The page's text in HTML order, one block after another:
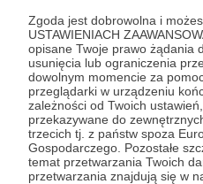
Zgoda jest dobrowolna i
USTAWIENIACH
opisane Twoje prawo żądania
usunięcia lub ograniczenia
dowolnym momencie za
przeglądarki w urządzeniu
zależności od Twoich
przekazywane do
trzecich tj. z państw spoza
Gospodarczego. Pozostałe
temat przetwarzania Twoich
przetwarzania znajdują się w
Kategorie
O Patronite
Dodatkowe produkty
Pomoc
RegulaminPolityka